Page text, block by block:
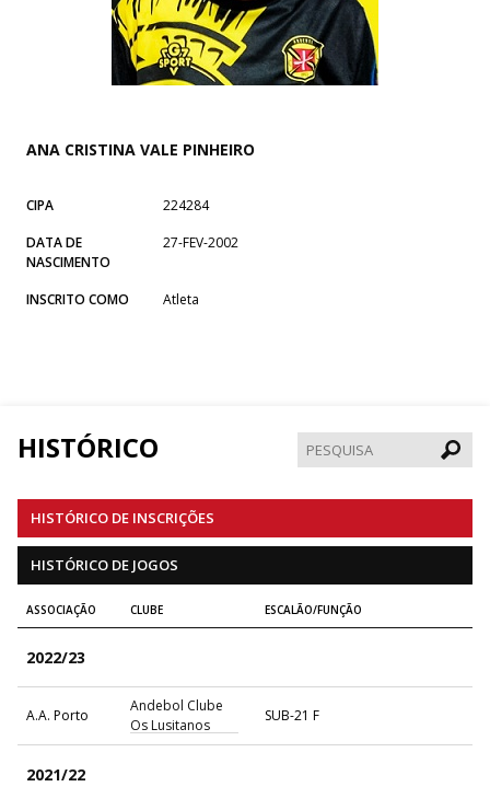
ANA CRISTINA VALE PINHEIRO
CIPA
224284
DATA DE
NASCIMENTO
27-FEV-2002
INSCRITO COMO Atleta
HISTÓRICO
HISTÓRICO DE INSCRIÇÕES
HISTÓRICO DE JOGOS
ASSOCIAÇÃO CLUBE ESCALÃO/FUNÇÃO
2022/23
A.A. Porto
Andebol Clube
Os Lusitanos
SUB-21 F
2021/22